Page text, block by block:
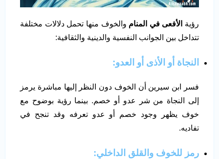
رؤية الأفعى في المنام والخوف منها تحمل دلالات مختلفة
تتداخل بين الجوانب النفسية والدينية والثقافية:
النجاة أو الأذى أو العدو:
فسر ابن سيرين أن الخوف دون النظر إليها مباشرة يرمز
إلى النجاة من شر عدو أو خصم. بينما رؤية بوضوح مع
خوف يظهر وجود خصم أو عدو تعرفه وقد تنجح في
تفاديه.
رمز للخوف والقلق الداخلي: